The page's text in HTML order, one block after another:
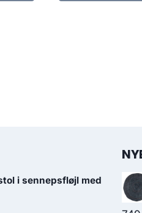
i sennepsfløjl med